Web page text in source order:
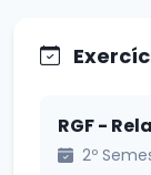
RGF -
2º